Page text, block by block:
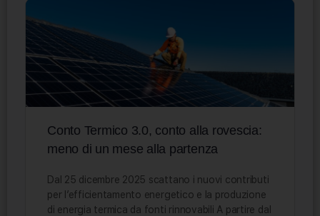
Conto Termico 3.0, conto alla rovescia:
meno di un mese alla partenza
Dal 25 dicembre 2025 scattano i nuovi contributi
per l’efficientamento energetico e la produzione
di energia termica da fonti rinnovabili A partire dal